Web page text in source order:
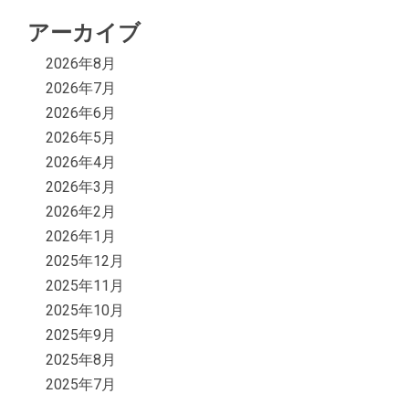
アーカイブ
2026年8月
2026年7月
2026年6月
2026年5月
2026年4月
2026年3月
2026年2月
2026年1月
2025年12月
2025年11月
2025年10月
2025年9月
2025年8月
2025年7月